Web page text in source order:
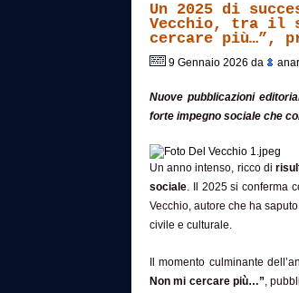
Un 2025 di
Vecchio, tra il
cercare più…”,
9 Gennaio 2026 da
Nuove pubblicazioni
forte impegno sociale che
Un anno intenso, ricco di
sociale. Il 2025 si conferma
Vecchio, autore che ha
civile e culturale.
Il momento culminante
Non mi cercare più…”,